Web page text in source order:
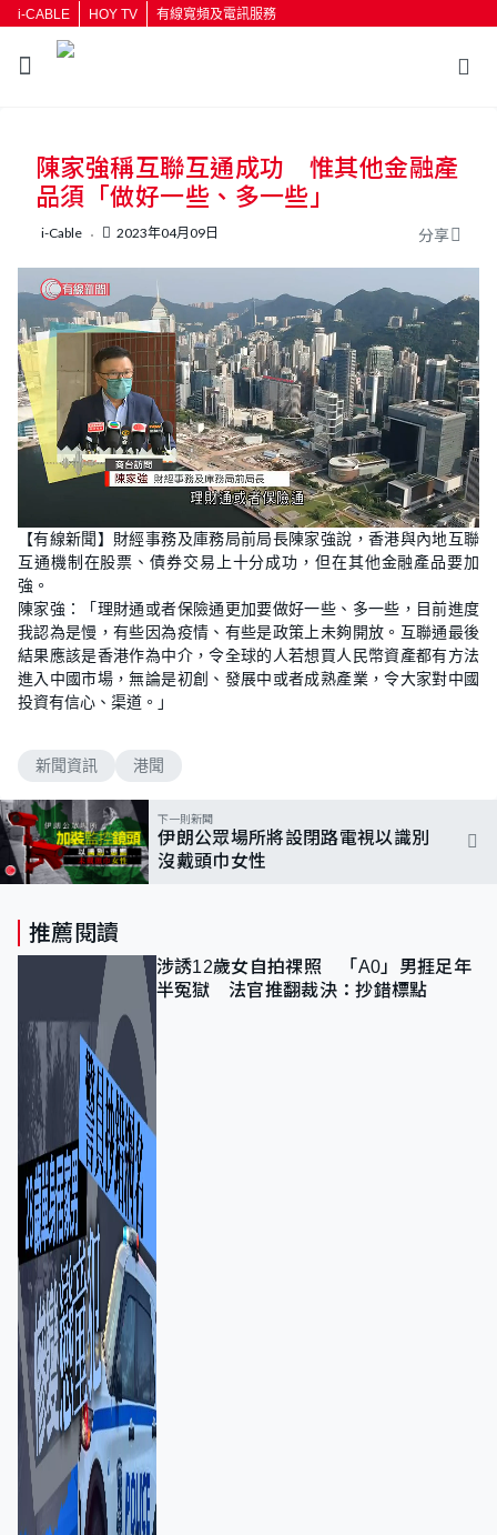
i-CABLE HOY TV 有線寬頻及電訊服務
按輸入鍵開始搜尋
陳家強稱互聯互通成功 惟其他金融產
品須「做好一些、多一些」
i-Cable 2023年04月09日 分享
n
m
u
t
o
a
d
e
6
0
.
0
0
%
【有線新聞】財經事務及庫務局前局長陳家強說，香港與內地互聯
互通機制在股票、債券交易上十分成功，但在其他金融產品要加
強。
陳家強：「理財通或者保險通更加要做好一些、多一些，目前進度
我認為是慢，有些因為疫情、有些是政策上未夠開放。互聯通最後
結果應該是香港作為中介，令全球的人若想買人民幣資產都有方法
進入中國市場，無論是初創、發展中或者成熟產業，令大家對中國
投資有信心、渠道。」
新聞資訊 港聞
下一則新聞
伊朗公眾場所將設閉路電視以識別
沒戴頭巾女性
推薦閱讀
涉誘12歲女自拍祼照 「A0」男捱足年
半冤獄 法官推翻裁決：抄錯標點